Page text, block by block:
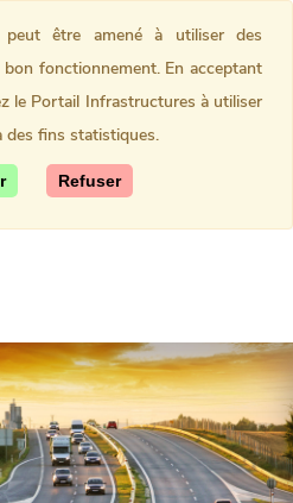
être amené à utiliser des
fonctionnement. En acceptant
le Portail Infrastructures à utiliser
des fins statistiques.
Refuser